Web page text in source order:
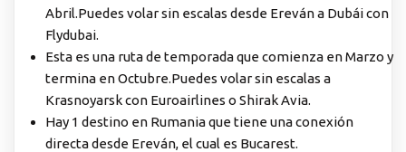
Abril.Puedes volar sin escalas desde Ereván a Dubái con
Flydubai.
Esta es una ruta de temporada que comienza en Marzo y
termina en Octubre.Puedes volar sin escalas a
Krasnoyarsk con Euroairlines o Shirak Avia.
Hay 1 destino en Rumania que tiene una conexión
directa desde Ereván, el cual es Bucarest.